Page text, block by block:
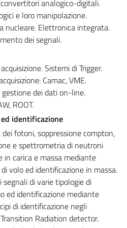
analogico-digitali.
e loro manipolazione.
nucleare. Elettronica integrata.
dei segnali.
Sistemi di Trigger.
Camac, VME.
gestione dei dati on-line.
ROOT.
identificazione
fotoni, soppressione compton,
e spettrometria di neutroni
carica e massa mediante
volo ed identificazione in massa.
di varie tipologie di
ed identificazione mediante
di identificazione negli
Radiation detector.